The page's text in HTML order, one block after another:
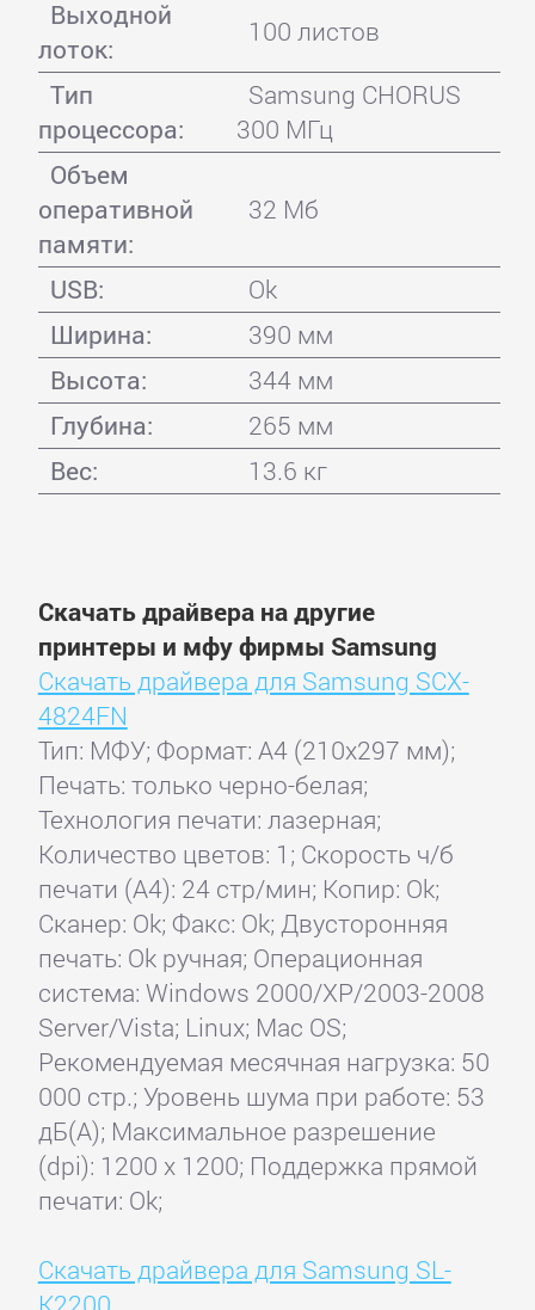
Выходной
лоток:
100 листов
Тип
процессора:
Samsung CHORUS
300 МГц
Объем
оперативной
памяти:
32 Мб
USB:
Ok
Ширина:
390 мм
Высота:
344 мм
Глубина:
265 мм
Вес:
13.6 кг
Скачать драйвера на другие
принтеры и мфу фирмы Samsung
Скачать драйвера для Samsung SCX-
4824FN
Тип: МФУ; Формат: A4 (210x297 мм);
Печать: только черно-белая;
Технология печати: лазерная;
Количество цветов: 1; Скорость ч/б
печати (А4): 24 стр/мин; Копир: Ok;
Сканер: Ok; Факс: Ok; Двусторонняя
печать: Ok ручная; Операционная
система: Windows 2000/XP/2003-2008
Server/Vista; Linux; Mac OS;
Рекомендуемая месячная нагрузка: 50
000 стр.; Уровень шума при работе: 53
дБ(А); Максимальное разрешение
(dpi): 1200 x 1200; Поддержка прямой
печати: Ok;
Скачать драйвера для Samsung SL-